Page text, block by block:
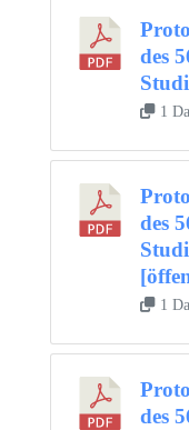
des
1
des
1
des